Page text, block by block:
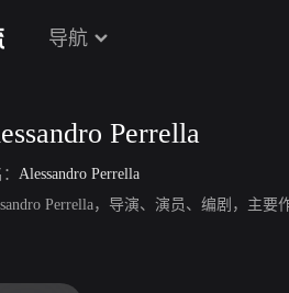
导航
Perrella
Alessandro Perrella
Perrella，导演、演员、编剧，主